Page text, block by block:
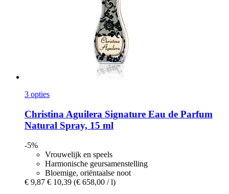
3 opties
Christina Aguilera Signature Eau de Parfum
Natural Spray, 15 ml
-5%
Vrouwelijk en speels
Harmonische geursamenstelling
Bloemige, oriëntaalse noot
€ 9,87 € 10,39 (€ 658,00 / l)